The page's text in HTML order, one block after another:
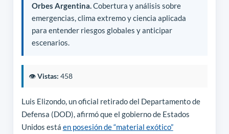
Orbes Argentina. Cobertura y análisis sobre
emergencias, clima extremo y ciencia aplicada
para entender riesgos globales y anticipar
escenarios.
👁️Vistas: 458
Luis Elizondo, un oficial retirado del Departamento de
Defensa (DOD), afirmó que el gobierno de Estados
Unidos está en posesión de “material exótico”